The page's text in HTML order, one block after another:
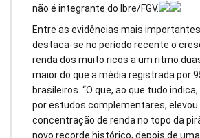
não é integrante do Ibre/FGV.
Entre as evidências mais
destaca-se no período recente o
renda dos muito ricos a um ritmo
maior do que a média registrada por
brasileiros. “O que, ao que tudo
por estudos complementares, elevou
concentração de renda no topo da
novo recorde histórico, depois de